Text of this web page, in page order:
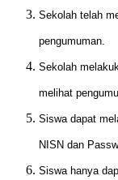
Sekolah telah
pengumuman.
Sekolah
melihat
Siswa dapat
NISN dan
Siswa hanya